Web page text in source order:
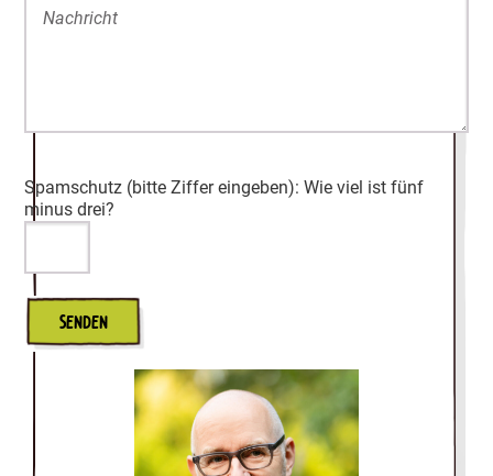
Spamschutz (bitte Ziffer eingeben): Wie viel ist fünf
minus drei?